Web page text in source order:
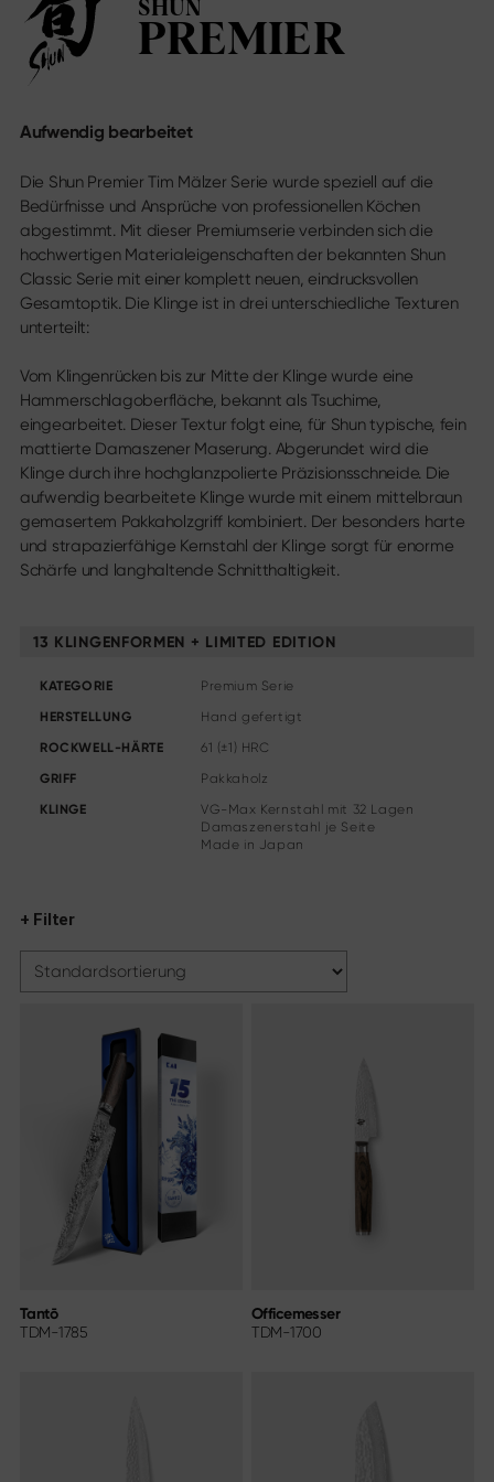
Sekimagoroku Migaki
Tim Mälzer Kamagata
Junior Kochmesser
Wasabi Black
Messer nach Klingentyp
Brotmesser
Allzweckmesser
Fleisch- & Fischmesser
Steakmesser
Chinesische Kochmesser
Filetier- & Ausbein­messer
Weitere Sortimente
Schärfen & Pflegen
Schneidbretter & Messerblöcke
Specials
Shi Hou 5
The Legend – Anniversary Edition
Shun Classic Red
Messekalender
Karriere
Instagram
Youtube
SHUN
PREMIER
Aufwendig bearbeitet
Die Shun Premier Tim Mälzer Serie wurde speziell auf die
Bedürfnisse und Ansprüche von professionellen Köchen
abgestimmt. Mit dieser Premiumserie verbinden sich die
hochwertigen Materialeigenschaften der bekannten Shun
Classic Serie mit einer komplett neuen, eindrucksvollen
Gesamtoptik. Die Klinge ist in drei unterschiedliche Texturen
unterteilt:
Vom Klingenrücken bis zur Mitte der Klinge wurde eine
Hammerschlagoberfläche, bekannt als Tsuchime,
eingearbeitet. Dieser Textur folgt eine, für Shun typische, fein
mattierte Damaszener Maserung. Abgerundet wird die
Klinge durch ihre hochglanzpolierte Präzisionsschneide. Die
aufwendig bearbeitete Klinge wurde mit einem mittelbraun
gemasertem Pakkaholzgriff kombiniert. Der besonders harte
und strapazierfähige Kernstahl der Klinge sorgt für enorme
Schärfe und langhaltende Schnitthaltigkeit.
13 KLINGENFORMEN + LIMITED EDITION
KATEGORIE
Premium Serie
HERSTELLUNG
Hand gefertigt
ROCKWELL-HÄRTE
61 (±1) HRC
GRIFF
Pakkaholz
KLINGE
VG-Max Kernstahl mit 32 Lagen
Damaszenerstahl je Seite
Made in Japan
+ Filter
Tantō
TDM-1785
Officemesser
TDM-1700